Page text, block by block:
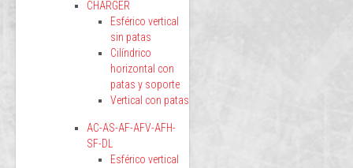
CHARGER
Esférico vertical
sin patas
Cilíndrico
horizontal con
patas y soporte
Vertical con patas
AC-AS-AF-AFV-AFH-
SF-DL
Esférico vertical